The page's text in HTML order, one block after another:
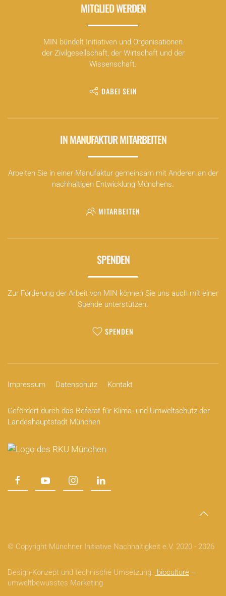
MITGLIED WERDEN
MIN bündelt Initiativen und Organisationen
der Zivilgesellschaft, der Wirtschaft und der
Wissenschaft.
DABEI SEIN
IN MANUFAKTUR MITARBEITEN
Arbeiten Sie in einer Manufaktur gemeinsam mit Anderen an der
nachhaltigen Entwicklung Münchens.
MITARBEITEN
SPENDEN
Zur Förderung der Arbeit von MIN können Sie uns auch mit einer
Spende unterstützen.
SPENDEN
Impressum Datenschutz Kontakt
Gefördert durch das Referat für Klima- und Umweltschutz der
Landeshauptstadt München
© Copyright Münchner Initiative Nachhaltigkeit e.V. 2020 - 2026
Design-Konzept und technische Umsetzung: bioculture –
umweltbewusstes Marketing